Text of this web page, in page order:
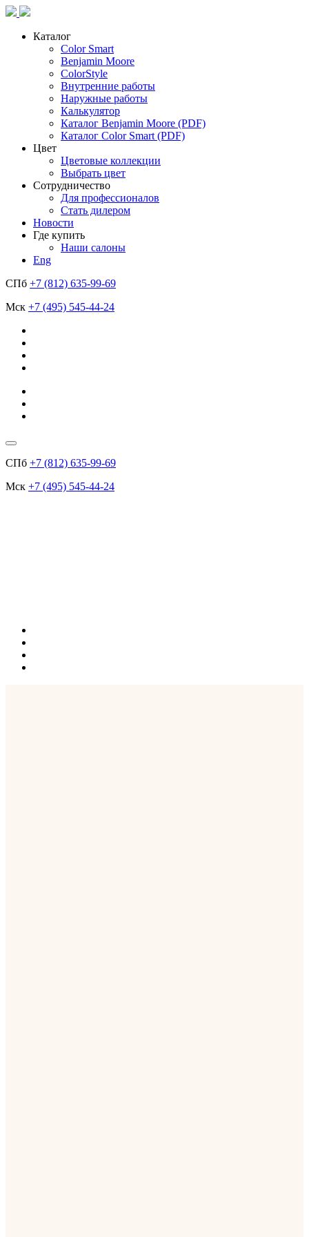
Каталог
Color Smart
Benjamin Moore
ColorStyle
Внутренние работы
Наружные работы
Калькулятор
Каталог Benjamin Moore (PDF)
Каталог Color Smart (PDF)
Цвет
Цветовые коллекции
Выбрать цвет
Сотрудничество
Для профессионалов
Стать дилером
Новости
Где купить
Наши салоны
Eng
СПб +7 (812) 635-99-69
Мск +7 (495) 545-44-24
СПб +7 (812) 635-99-69
Мск +7 (495) 545-44-24